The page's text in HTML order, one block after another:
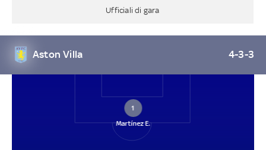
Ufficiali di gara
Aston Villa 4-3-3
1
Martínez E.